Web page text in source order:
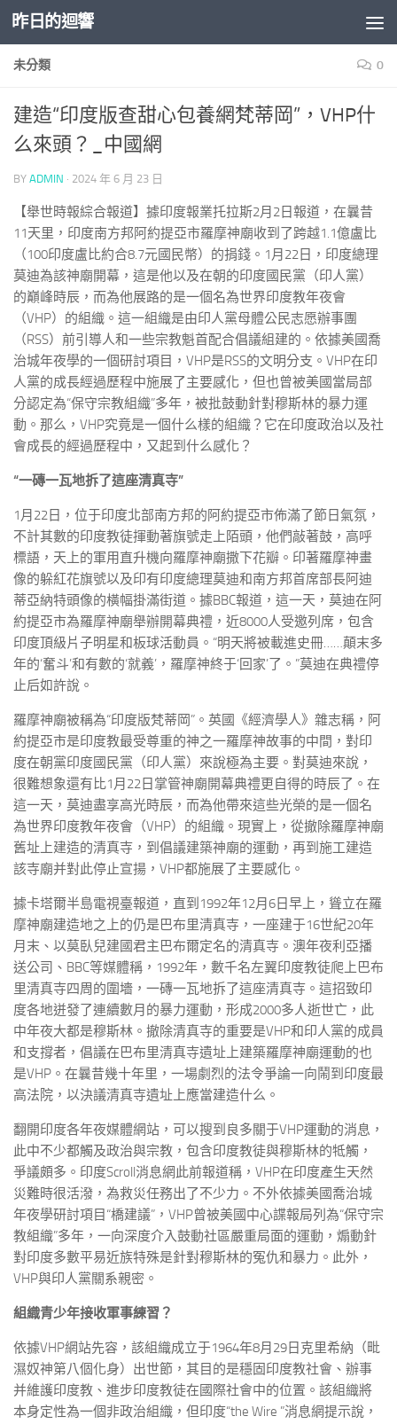
Skip to content
昨日的迴響
未分類 0
建造“印度版查甜心包養網梵蒂岡”，VHP什
么來頭？_中國網
BY ADMIN · 2024 年 6 月 23 日
【舉世時報綜合報道】據印度報業托拉斯2月2日報道，在曩昔
11天里，印度南方邦阿約提亞市羅摩神廟收到了跨越1.1億盧比
（100印度盧比約合8.7元國民幣）的捐錢。1月22日，印度總理
莫迪為該神廟開幕，這是他以及在朝的印度國民黨（印人黨）
的巔峰時辰，而為他展路的是一個名為世界印度教年夜會
（VHP）的組織。這一組織是由印人黨母體公民志愿辦事團
（RSS）前引導人和一些宗教魁首配合倡議組建的。依據美國喬
治城年夜學的一個研討項目，VHP是RSS的文明分支。VHP在印
人黨的成長經過歷程中施展了主要感化，但也曾被美國當局部
分認定為“保守宗教組織”多年，被批鼓動針對穆斯林的暴力運
動。那么，VHP究竟是一個什么樣的組織？它在印度政治以及社
會成長的經過歷程中，又起到什么感化？
“一磚一瓦地拆了這座清真寺”
1月22日，位于印度北部南方邦的阿約提亞市佈滿了節日氣氛，
不計其數的印度教徒揮動著旗號走上陌頭，他們敲著鼓，高呼
標語，天上的軍用直升機向羅摩神廟撒下花瓣。印著羅摩神畫
像的躲紅花旗號以及印有印度總理莫迪和南方邦首席部長阿迪
蒂亞納特頭像的橫幅掛滿街道。據BBC報道，這一天，莫迪在阿
約提亞市為羅摩神廟舉辦開幕典禮，近8000人受邀列席，包含
印度頂級片子明星和板球活動員。“明天將被載進史冊……顛末多
年的‘奮斗’和有數的‘就義’，羅摩神終于‘回家’了。”莫迪在典禮停
止后如許說。
羅摩神廟被稱為“印度版梵蒂岡”。英國《經濟學人》雜志稱，阿
約提亞市是印度教最受尊重的神之一羅摩神故事的中間，對印
度在朝黨印度國民黨（印人黨）來說極為主要。對莫迪來說，
很難想象還有比1月22日掌管神廟開幕典禮更自得的時辰了。在
這一天，莫迪盡享高光時辰，而為他帶來這些光榮的是一個名
為世界印度教年夜會（VHP）的組織。現實上，從撤除羅摩神廟
舊址上建造的清真寺，到倡議建築神廟的運動，再到施工建造
該寺廟并對此停止宣揚，VHP都施展了主要感化。
據卡塔爾半島電視臺報道，直到1992年12月6日早上，聳立在羅
摩神廟建造地之上的仍是巴布里清真寺，一座建于16世紀20年
月末、以莫臥兒建國君主巴布爾定名的清真寺。澳年夜利亞播
送公司、BBC等媒體稱，1992年，數千名左翼印度教徒爬上巴布
里清真寺四周的圍墻，一磚一瓦地拆了這座清真寺。這招致印
度各地迸發了連續數月的暴力運動，形成2000多人逝世亡，此
中年夜大都是穆斯林。撤除清真寺的重要是VHP和印人黨的成員
和支撐者，倡議在巴布里清真寺遺址上建築羅摩神廟運動的也
是VHP。在曩昔幾十年里，一場劇烈的法令爭論一向鬧到印度最
高法院，以決議清真寺遺址上應當建造什么。
翻開印度各年夜媒體網站，可以搜到良多關于VHP運動的消息，
此中不少都觸及政治與宗教，包含印度教徒與穆斯林的牴觸，
爭議頗多。印度Scroll消息網此前報道稱，VHP在印度產生天然
災難時很活潑，為救災任務出了不少力。不外依據美國喬治城
年夜學研討項目“橋建議”，VHP曾被美國中心諜報局列為“保守宗
教組織”多年，一向深度介入鼓動社區嚴重局面的運動，煽動針
對印度多數平易近族特殊是針對穆斯林的冤仇和暴力。此外，
VHP與印人黨關系親密。
組織青少年接收軍事練習？
依據VHP網站先容，該組織成立于1964年8月29日克里希納（毗
濕奴神第八個化身）出世節，其目的是穩固印度教社會、辦事
并維護印度教、進步印度教徒在國際社會中的位置。該組織將
本身定性為一個非政治組織，但印度“the Wire ”消息網提示說，